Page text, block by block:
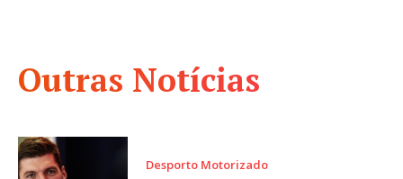
Outras Notícias
Desporto Motorizado